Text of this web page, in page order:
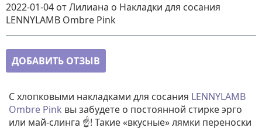
2022-01-04 от Лилиана о Накладки для сосания
LENNYLAMB Ombre Pink
ДОБАВИТЬ ОТЗЫВ
С хлопковыми накладками для сосания LENNYLAMB
Ombre Pink вы забудете о постоянной стирке эрго
или май-слинга ☝️! Такие «вкусные» лямки переноски